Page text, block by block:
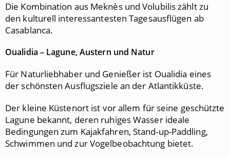
Die Kombination aus Meknès und Volubilis zählt zu
den kulturell interessantesten Tagesausflügen ab
Casablanca.
Oualidia – Lagune, Austern und Natur
Für Naturliebhaber und Genießer ist Oualidia eines
der schönsten Ausflugsziele an der Atlantikküste.
Der kleine Küstenort ist vor allem für seine geschützte
Lagune bekannt, deren ruhiges Wasser ideale
Bedingungen zum Kajakfahren, Stand-up-Paddling,
Schwimmen und zur Vogelbeobachtung bietet.